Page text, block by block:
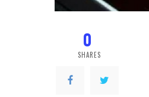
0
SHARES